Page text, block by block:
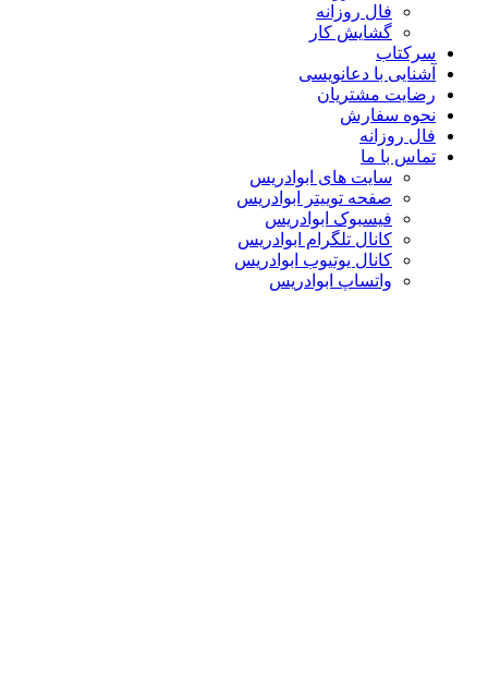
فال روزانه
گشایش کار
سرکتاب
آشنایی با دعانویسی
رضایت مشتریان
نحوه سفارش
فال روزانه
تماس با ما
سایت های ابوادریس
صفحه توییتر ابوادریس
فیسبوک ابوادریس
کانال تلگرام ابوادریس
کانال یوتیوب ابوادریس
واتساپ ابوادریس